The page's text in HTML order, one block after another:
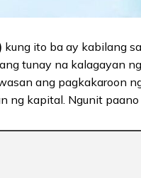
kung ito ba ay kabilang
tunay na kalagayan
ang pagkakaroon
ng kapital. Ngunit